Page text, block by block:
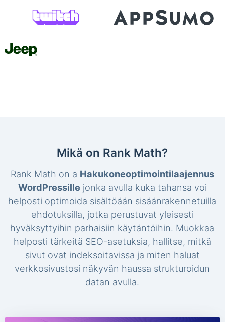
Mikä on Rank Math?
Rank Math on a Hakukoneoptimointilaajennus
WordPressille jonka avulla kuka tahansa voi
helposti optimoida sisältöään sisäänrakennetuilla
ehdotuksilla, jotka perustuvat yleisesti
hyväksyttyihin parhaisiin käytäntöihin. Muokkaa
helposti tärkeitä SEO-asetuksia, hallitse, mitkä
sivut ovat indeksoitavissa ja miten haluat
verkkosivustosi näkyvän haussa strukturoidun
datan avulla.